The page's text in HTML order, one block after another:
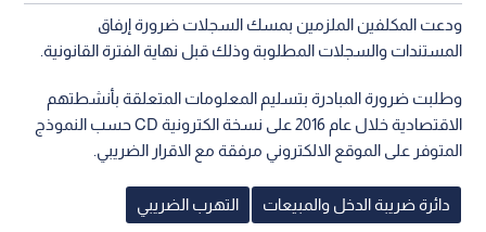
ودعت المكلفين الملزمين بمسك السجلات ضرورة إرفاق
المستندات والسجلات المطلوبة وذلك قبل نهاية الفترة القانونية.
وطلبت ضرورة المبادرة بتسليم المعلومات المتعلقة بأنشطتهم
الاقتصادية خلال عام 2016 على نسخة الكترونية CD حسب النموذج
المتوفر على الموقع الالكتروني مرفقة مع الاقرار الضريبي.
دائرة ضريبة الدخل والمبيعات التهرب الضريبي